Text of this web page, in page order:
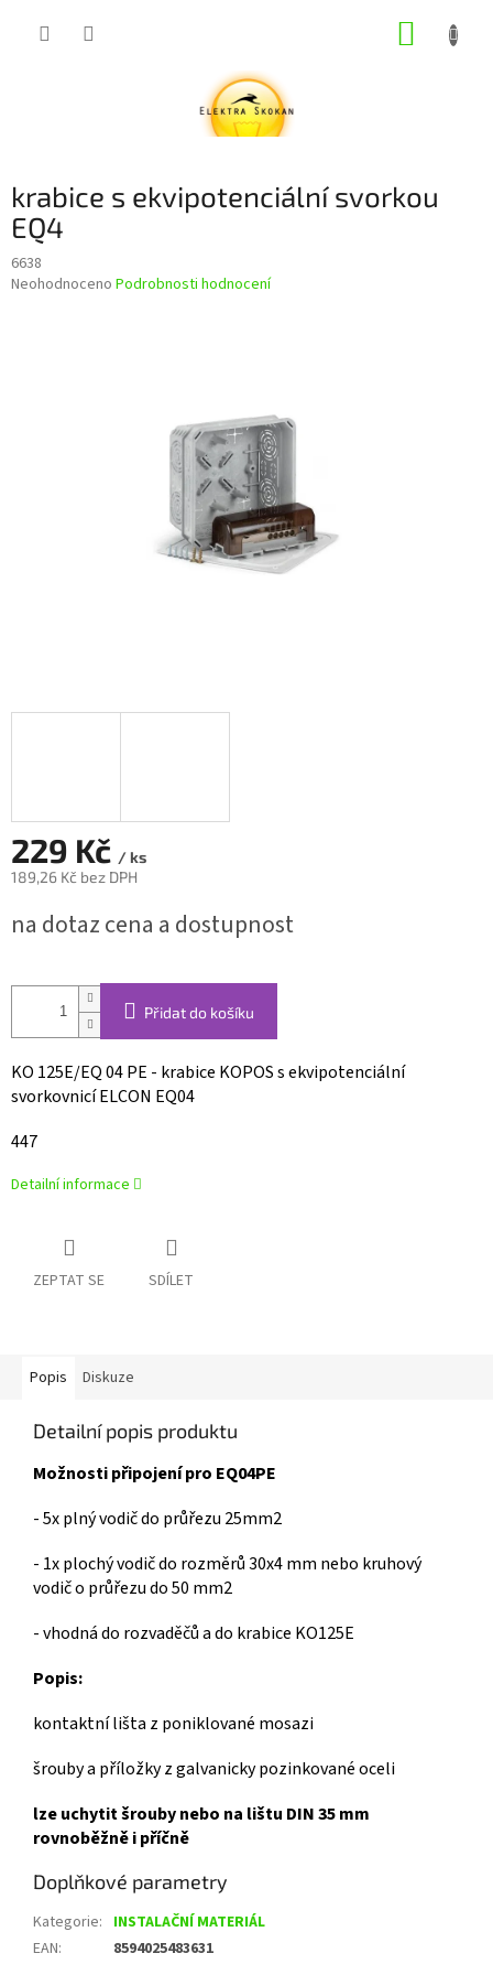
krabice s ekvipotenciální svorkou
EQ4
6638
Průměrné
Neohodnoceno Podrobnosti hodnocení
229 Kč / ks
189,26 Kč bez DPH
cena:
na dotaz cena a dostupnost
Přidat do košíku
KO 125E/EQ 04 PE - krabice KOPOS s ekvipotenciální
svorkovnicí ELCON EQ04
447
Detailní informace
ZEPTAT SE SDÍLET
Popis Diskuze
Detailní popis produktu
Možnosti připojení pro EQ04PE
- 5x plný vodič do průřezu 25mm2
- 1x plochý vodič do rozměrů 30x4 mm nebo kruhový
vodič o průřezu do 50 mm2
- vhodná do rozvaděčů a do krabice KO125E
Popis:
kontaktní lišta z poniklované mosazi
šrouby a příložky z galvanicky pozinkované oceli
lze uchytit šrouby nebo na lištu DIN 35 mm
rovnoběžně i příčně
Doplňkové parametry
Kategorie: INSTALAČNÍ MATERIÁL
EAN: 8594025483631